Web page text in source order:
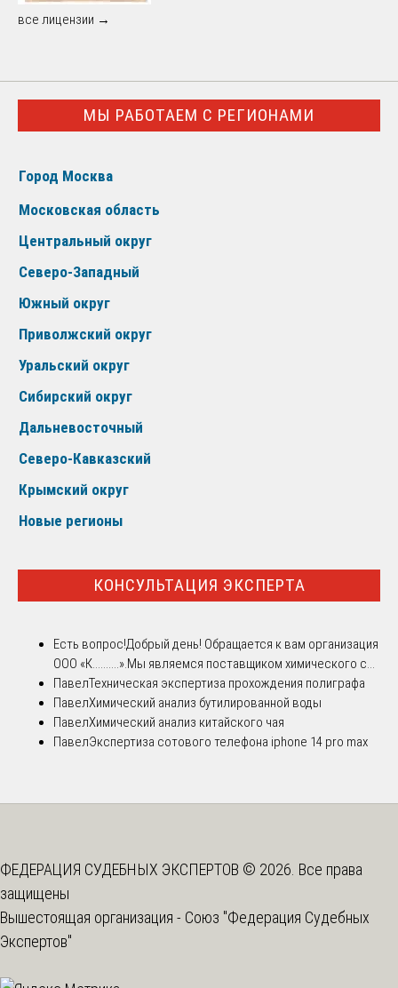
все лицензии →
МЫ РАБОТАЕМ С РЕГИОНАМИ
Город Москва
Московская область
Центральный округ
Северо-Западный
Южный округ
Приволжский округ
Уральский округ
Сибирский округ
Дальневосточный
Северо-Кавказский
Крымский округ
Новые регионы
КОНСУЛЬТАЦИЯ ЭКСПЕРТА
Есть вопрос!Добрый день! Обращается к вам организация
ООО «К..........».Мы являемся поставщиком химического с...
ПавелТехническая экспертиза прохождения полиграфа
ПавелХимический анализ бутилированной воды
ПавелХимический анализ китайского чая
ПавелЭкспертиза сотового телефона iphone 14 pro max
ФЕДЕРАЦИЯ СУДЕБНЫХ ЭКСПЕРТОВ © 2026. Все права
защищены
Вышестоящая организация - Союз "Федерация Судебных
Экспертов"